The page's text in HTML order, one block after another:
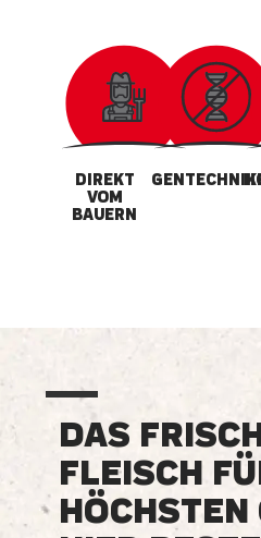
DIREKT
VOM
BAUERN
DAS
FLEISCH
HÖCHSTEN